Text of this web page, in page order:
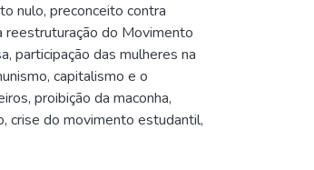
nulo, preconceito contra
reestruturação do Movimento
participação das mulheres na
capitalismo e o
proibição da maconha,
crise do movimento estudantil,